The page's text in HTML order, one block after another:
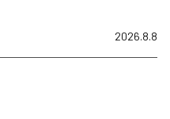
2026.8.8